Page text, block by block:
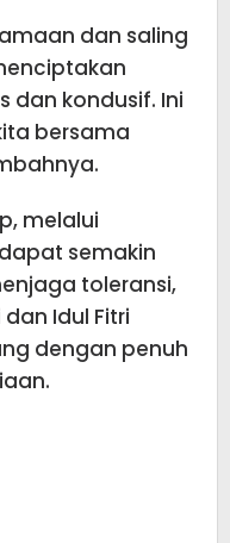
dan saling
dan kondusif. Ini
bersama
melalui
semakin
toleransi,
Idul Fitri
dengan penuh